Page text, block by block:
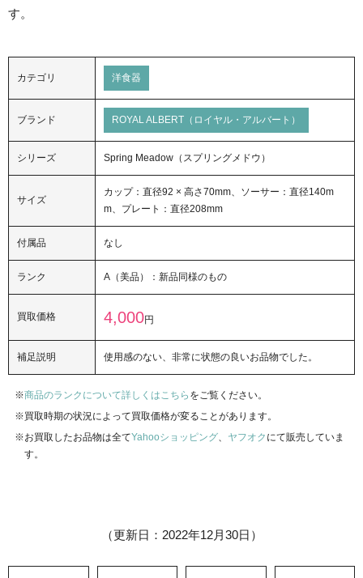
す。
カテゴリ 洋食器
ブランド ROYAL ALBERT（ロイヤル・アルバート）
シリーズ Spring Meadow（スプリングメドウ）
サイズ
カップ：直径92 × 高さ70mm、ソーサー：直径140m
m、プレート：直径208mm
付属品 なし
ランク A（美品）：新品同様のもの
買取価格 4,000円
補足説明 使用感のない、非常に状態の良いお品物でした。
商品のランクについて詳しくはこちら をご覧ください。
買取時期の状況によって買取価格が変ることがあります。
お買取したお品物は全てYahooショッピング、 ヤフオク にて販売していま
す。
（更新日：2022年12月30日）